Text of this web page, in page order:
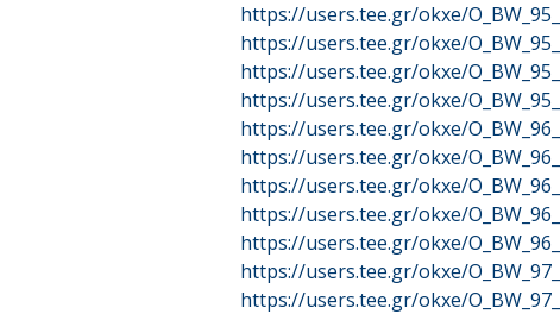
https://users.tee.gr/okxe/
https://users.tee.gr/okxe/
https://users.tee.gr/okxe/
https://users.tee.gr/okxe/
https://users.tee.gr/okxe/
https://users.tee.gr/okxe/
https://users.tee.gr/okxe/
https://users.tee.gr/okxe/
https://users.tee.gr/okxe/
https://users.tee.gr/okxe/
https://users.tee.gr/okxe/